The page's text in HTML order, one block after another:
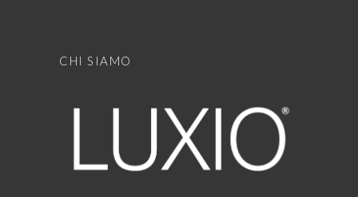
CHI SIAMO